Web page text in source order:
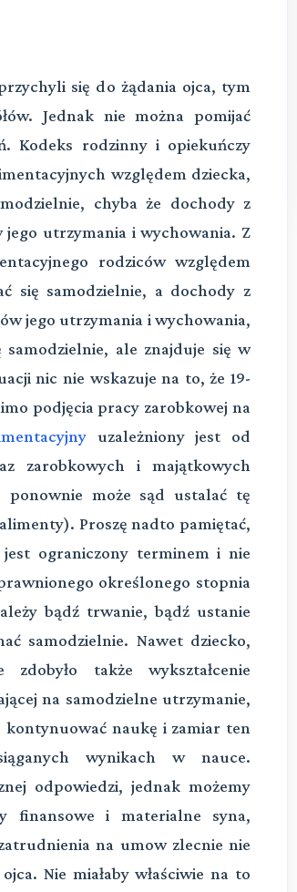
się do żądania ojca, tym
Jednak nie można pomijać
Kodeks rodzinny i opiekuńczy
względem dziecka,
chyba że dochody z
utrzymania i wychowania. Z
rodziców względem
się samodzielnie, a dochody z
jego utrzymania i wychowania,
ale znajduje się w
nic nie wskazuje na to, że 19-
podjęcia pracy zarobkowej na
uzależniony jest od
zarobkowych i majątkowych
ponownie może sąd ustalać tę
Proszę nadto pamiętać,
ograniczony terminem i nie
określonego stopnia
bądź trwanie, bądź ustanie
samodzielnie. Nawet dziecko,
także wykształcenie
na samodzielne utrzymanie,
naukę i zamiar ten
wynikach w nauce.
odpowiedzi, jednak możemy
finansowe i materialne syna,
na umow zlecnie nie
Nie miałaby właściwie na to